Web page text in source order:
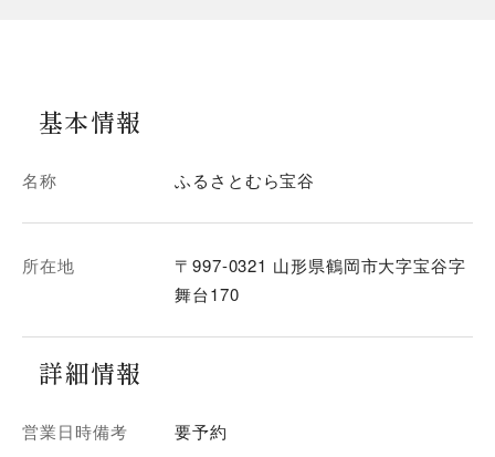
基本情報
名称 ふるさとむら宝谷
所在地
〒997-0321 山形県鶴岡市大字宝谷字
舞台170
詳細情報
営業日時備考 要予約